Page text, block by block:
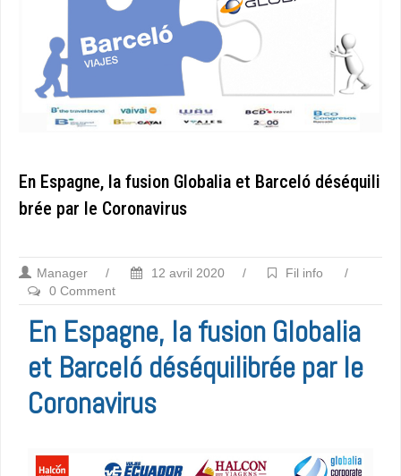
En Espagne, la fusion Globalia et Barceló déséquili
brée par le Coronavirus
Manager / 12 avril 2020 / Fil info
/
0 Comment
En Espagne, la fusion Globalia
et Barceló déséquilibrée par le
Coronavirus